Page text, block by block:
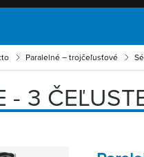
Paralelné – trojčeľusťové
- 3